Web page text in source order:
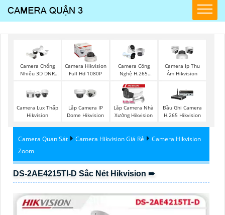
Camera Chống
Nhiễu 3D DNR
Camera Hikvision
Full Hd 1080P
Camera Công
Nghệ H.265
Camera Ip Thu
Âm Hikvision
Camera Lux Thấp
Hikvision
Lắp Camera IP
Dome Hikvision
Lắp Camera Nhà
Xưởng Hikvision
Đầu Ghi Camera
H.265 Hikvision
Camera Quan Sát Camera Hikvision Giá Rẻ
Camera Hikvision
Zoom
DS-2AE4215TI-D Sắc Nét Hikvision ➠